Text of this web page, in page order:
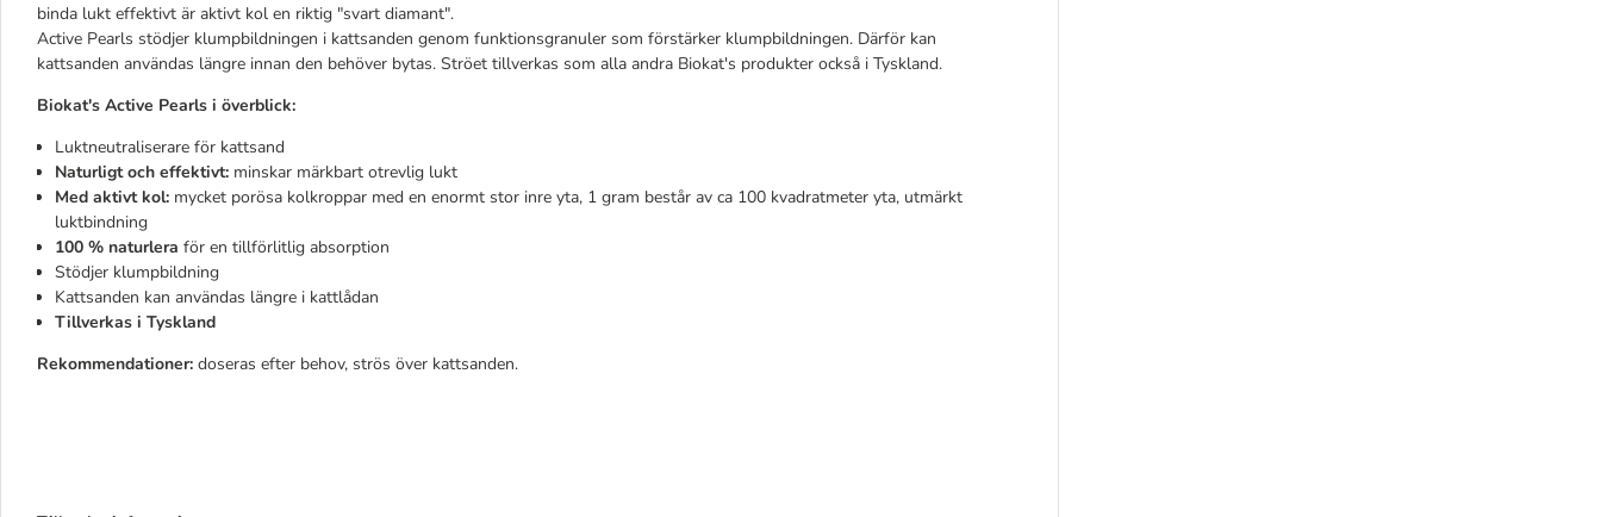
binda lukt effektivt är aktivt kol en riktig "svart diamant".
Active Pearls stödjer klumpbildningen i kattsanden genom funktionsgranuler som förstärker klumpbildningen. Därför kan
kattsanden användas längre innan den behöver bytas. Ströet tillverkas som alla andra Biokat's produkter också i Tyskland.
Biokat's Active Pearls i överblick:
Luktneutraliserare för kattsand
Naturligt och effektivt: minskar märkbart otrevlig lukt
Med aktivt kol: mycket porösa kolkroppar med en enormt stor inre yta, 1 gram består av ca 100 kvadratmeter yta, utmärkt
luktbindning
100 % naturlera för en tillförlitlig absorption
Stödjer klumpbildning
Kattsanden kan användas längre i kattlådan
Tillverkas i Tyskland
Rekommendationer: doseras efter behov, strös över kattsanden.